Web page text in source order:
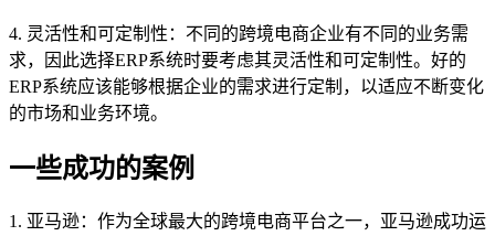
4. 灵活性和可定制性：不同的跨境电商企业有不同的业务需
求，因此选择ERP系统时要考虑其灵活性和可定制性。好的
ERP系统应该能够根据企业的需求进行定制，以适应不断变化
的市场和业务环境。
一些成功的案例
1. 亚马逊：作为全球最大的跨境电商平台之一，亚马逊成功运